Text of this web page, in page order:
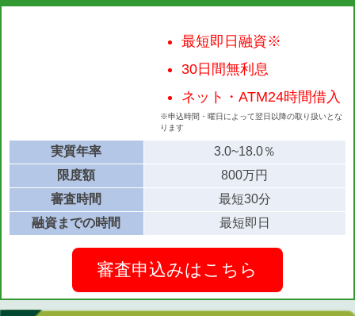
最短即日融資※
30日間無利息
ネット・ATM24時間借入
※申込時間・曜日によって翌日以降の取り扱いとな
ります
実質年率
3.0~18.0％
限度額
800万円
審査時間
最短30分
融資までの時間
最短即日
審査申込みはこちら